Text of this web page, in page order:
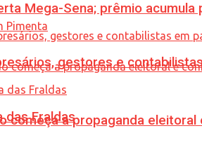
Pimenta
começa a propaganda
Mega-Sena; prêmio acumula
gestores e
das Fraldas